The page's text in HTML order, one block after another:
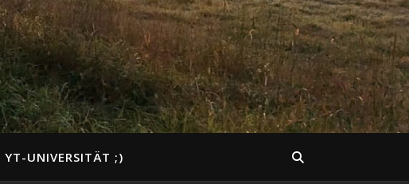
YT-UNIVERSITÄT ;)